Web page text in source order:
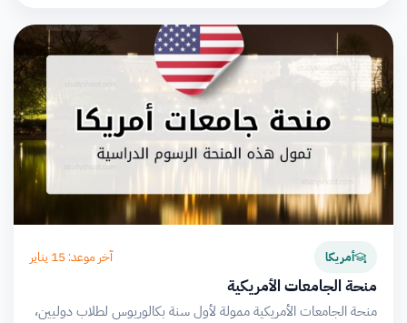
أمريكا آخر موعد: 15 يناير
منحة الجامعات الأمريكية
منحة الجامعات الأمريكية ممولة لأول سنة بكالوريوس لطلاب دوليين،